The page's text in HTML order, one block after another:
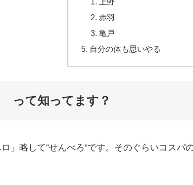
赤羽
亀戸
自分の体も思いやる
って知ってます？
ロ」略して”せんべろ”です。そのぐらいコスパ